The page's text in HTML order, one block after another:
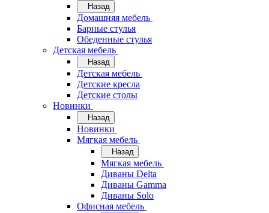
Назад
Домашняя мебель
Барные стулья
Обеденные стулья
Детская мебель
Назад
Детская мебель
Детские кресла
Детские столы
Новинки
Назад
Новинки
Мягкая мебель
Назад
Мягкая мебель
Диваны Delta
Диваны Gamma
Диваны Solo
Офисная мебель